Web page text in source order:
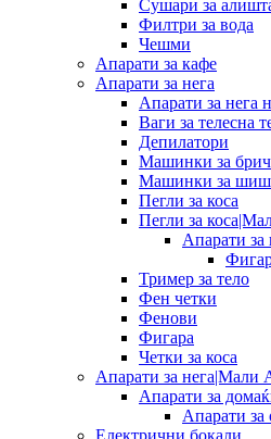
Сушари за
Филтри за вода
Чешми
Апарати за кафе
Апарати за нега
Апарати за нега
Ваги за телесна
Депилатори
Машинки за
Машинки за
Пегли за коса
Пегли за
Апарати за
Тример за тело
Фен четки
Фенови
Фигара
Четки за коса
Апарати за нега|Мали
Апарати за
Апарати за
Електрични бокали